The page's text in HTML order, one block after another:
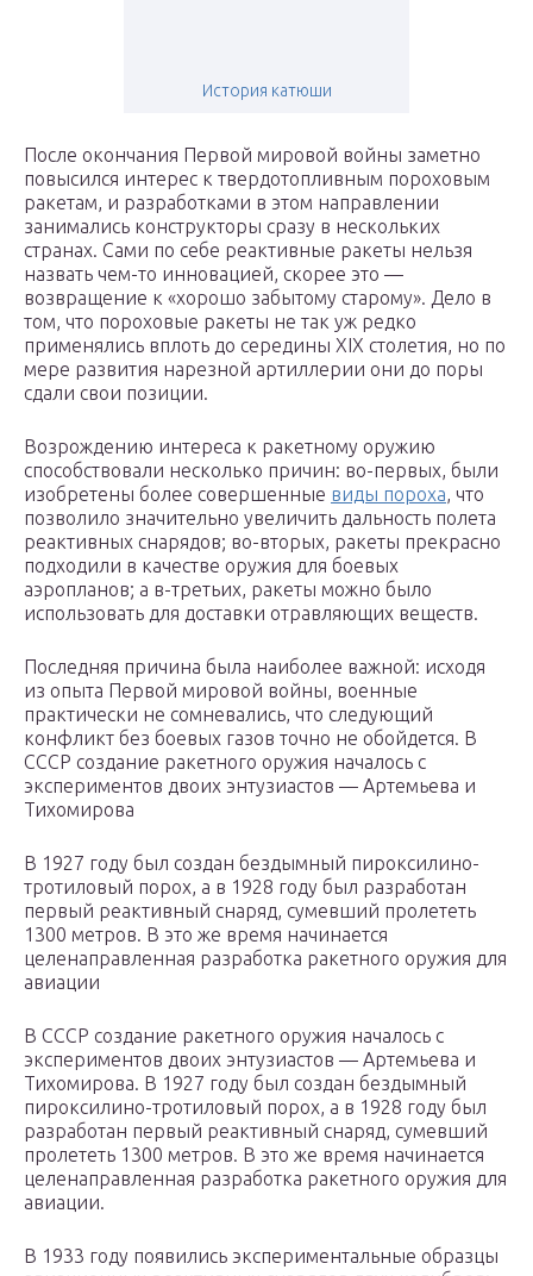
История катюши
После окончания Первой мировой войны заметно
повысился интерес к твердотопливным пороховым
ракетам, и разработками в этом направлении
занимались конструкторы сразу в нескольких
странах. Сами по себе реактивные ракеты нельзя
назвать чем-то инновацией, скорее это —
возвращение к «хорошо забытому старому». Дело в
том, что пороховые ракеты не так уж редко
применялись вплоть до середины XIX столетия, но по
мере развития нарезной артиллерии они до поры
сдали свои позиции.
Возрождению интереса к ракетному оружию
способствовали несколько причин: во-первых, были
изобретены более совершенные виды пороха, что
позволило значительно увеличить дальность полета
реактивных снарядов; во-вторых, ракеты прекрасно
подходили в качестве оружия для боевых
аэропланов; а в-третьих, ракеты можно было
использовать для доставки отравляющих веществ.
Последняя причина была наиболее важной: исходя
из опыта Первой мировой войны, военные
практически не сомневались, что следующий
конфликт без боевых газов точно не обойдется. В
СССР создание ракетного оружия началось с
экспериментов двоих энтузиастов — Артемьева и
Тихомирова
В 1927 году был создан бездымный пироксилино-
тротиловый порох, а в 1928 году был разработан
первый реактивный снаряд, сумевший пролететь
1300 метров. В это же время начинается
целенаправленная разработка ракетного оружия для
авиации
В СССР создание ракетного оружия началось с
экспериментов двоих энтузиастов — Артемьева и
Тихомирова. В 1927 году был создан бездымный
пироксилино-тротиловый порох, а в 1928 году был
разработан первый реактивный снаряд, сумевший
пролететь 1300 метров. В это же время начинается
целенаправленная разработка ракетного оружия для
авиации.
В 1933 году появились экспериментальные образцы